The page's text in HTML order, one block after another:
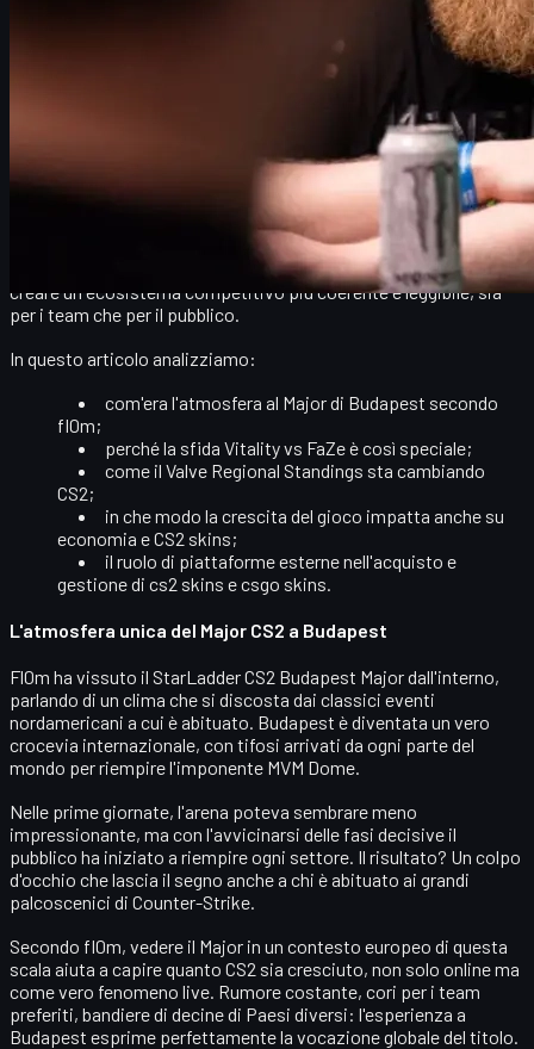
Counter-Strike 2.
Non si tratta solo di un nuovo capitolo dopo CS:GO, ma di una
e l'esperienza dal vivo sembrano finalmente incastrarsi alla
, pro player,
streamer e fondatore di Mythic, che alStarLadder CS2 Budapest
Majorha vissuto da vicino un'atmosfera diversa dal solito.
Tra incontri con i fan, un'arena da 20.000 persone e una Grand
Final da brividi tra Vitality e FaZe, fl0m sottolinea come il nuovo
Valve Regional Standings (VRS)abbia contribuito a
creare un ecosistema competitivo più coerente e leggibile, sia
per i team che per il pubblico.
In questo articolo analizziamo:
com'era l'atmosfera al Major di Budapest secondo
fl0m;
perché la sfida Vitality vs FaZeè così speciale;
come il Valve Regional Standings sta cambiando
CS2;
in che modo la crescita del gioco impatta anche su
economia eCS2 skins;
il ruolo di piattaforme esterne nell'acquisto e
gestione di cs2 skins ecsgo skins.
L'atmosfera unica del Major CS2 a Budapest
Fl0m ha vissuto il StarLadder CS2 Budapest Majordall'interno,
parlando di un clima che si discosta dai classici eventi
nordamericani a cui è abituato. Budapest è diventata un vero
crocevia internazionale, con tifosi arrivati da ogni parte del
mondo per riempire l'imponente MVM Dome.
Nelle prime giornate, l'arena poteva sembrare meno
impressionante, ma con l'avvicinarsi delle fasi decisive il
pubblico ha iniziato a riempire ogni settore. Il risultato? Un colpo
d'occhio che lascia il segno anche a chi è abituato ai grandi
palcoscenici di Counter-Strike.
Secondo fl0m, vedere il Major in un contesto europeo di questa
scala aiuta a capire quanto CS2 sia cresciuto, non solo online ma
come vero fenomeno live. Rumore costante, cori per i team
preferiti, bandiere di decine di Paesi diversi: l'esperienza a
Budapest esprime perfettamente la vocazione globale del titolo.